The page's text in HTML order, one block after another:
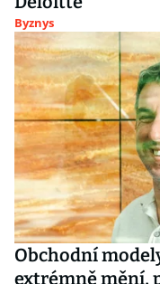
Byznys
Obchodní
extrémně mění,